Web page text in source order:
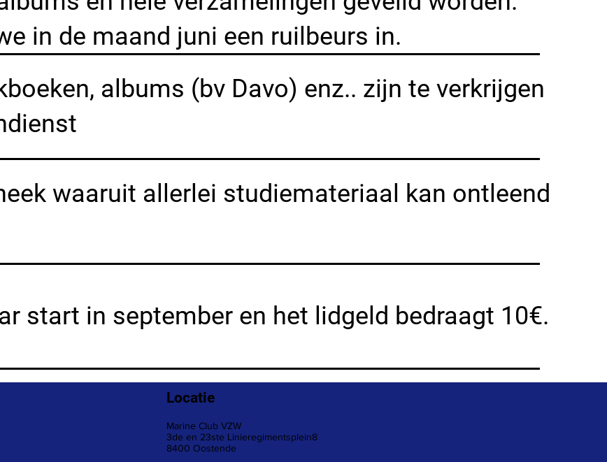
in de maand juni een ruilbeurs in.
albums (bv Davo) enz.. zijn te verkrijgen
waaruit allerlei studiemateriaal kan ontleend
start in september en het lidgeld bedraagt 10€.
Locatie
Marine Club VZW
3de en 23ste Linieregimentsplein8
8400 Oostende